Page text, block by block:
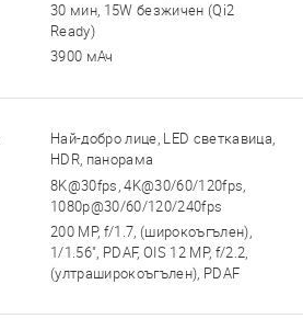
30 мин, 15W безжичен (Qi2
Ready)
3900 мАч
Най-добро лице, LED светкавица,
HDR, панорама
8K@30fps, 4K@30/60/120fps,
1080p@30/60/120/240fps
200 MP, f/1.7, (широкоъгълен),
1/1.56", PDAF, OIS 12 MP, f/2.2,
(ултраширокоъгълен), PDAF